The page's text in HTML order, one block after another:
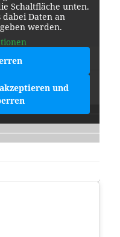
Schaltfläche unten.
dabei Daten an
werden.
und